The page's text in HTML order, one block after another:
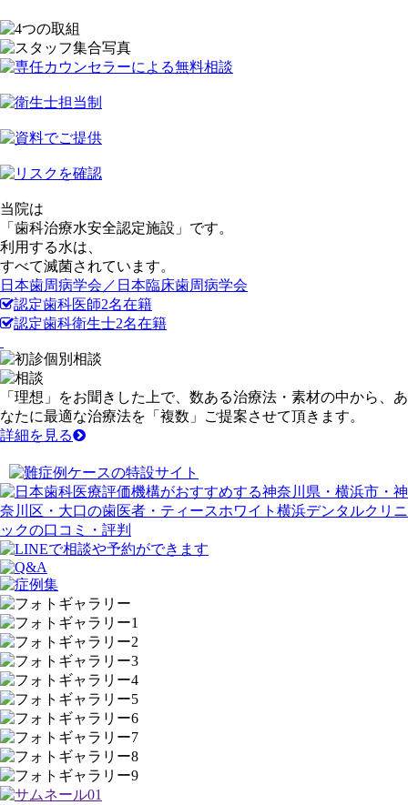
当院は
「歯科治療水安全認定施設 」です。
利用する水は、
すべて滅菌されています。
日本歯周病学会／日本臨床歯周病学会
認定歯科医師2名在籍
認定歯科衛生士2名在籍
「 理想 」をお聞きした上で、数ある治療法・素材の中から、あ
なたに最適な治療法を「 複数 」ご提案させて頂きます。
詳細を見る